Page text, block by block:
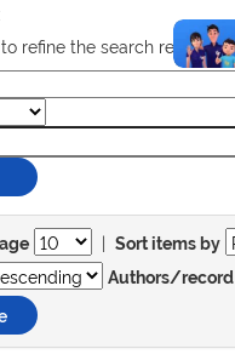
refine the search results.
| Sort items by
Authors/record